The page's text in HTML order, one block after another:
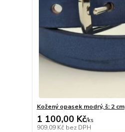
Kožený opasek modrý, š: 2 cm
1 100,00 Kč/ks
909,09 Kč bez DPH